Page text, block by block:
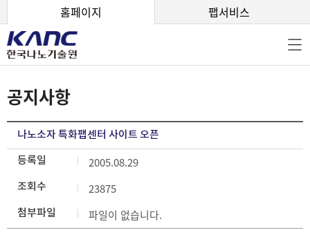
홈페이지 팹서비스
공지사항
나노소자 특화팹센터 사이트 오픈
등록일 2005.08.29
조회수 23875
첨부파일 파일이 없습니다.